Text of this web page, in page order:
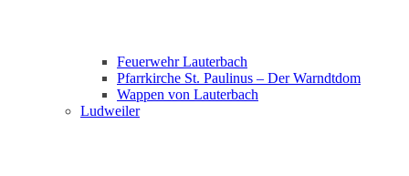
Feuerwehr Lauterbach
Pfarrkirche St. Paulinus – Der Warndtdom
Wappen von Lauterbach
Ludweiler